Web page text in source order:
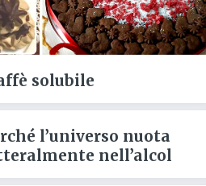
solubile
l’universo nuota
nell’alcol